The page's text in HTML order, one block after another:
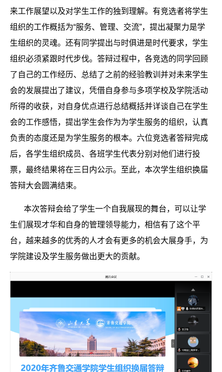
来工作展望以及对学生工作的独到理解。有竞选者将学生
组织的工作概括为“服务、管理、交流”，提出凝聚力是学
生组织的灵魂。还有同学提出与时俱进是时代要求，学生
组织必须紧跟时代步伐。答辩过程中，各竞选的同学回顾
了自己的工作经历、总结了之前的经验教训并对未来学生
会的发展提出了建议，凭借自身参与多项学校及学院活动
所得的收获，对自身优点进行总结概括并详谈自己在学生
会的工作感悟，提出学生会作为为学生服务的组织，认真
负责的态度还是为学生服务的根本。六位竞选者答辩完成
后，各学生组织成员、各班学生代表分别对他们进行投
票，最终结果将在三日内公示。至此，本次学生组织换届
答辩大会圆满结束。
本次答辩会给了学生一个自我展现的舞台，可以让学
生们展现才华和自身的管理领导能力，相信有了这个平
台，越来越多的优秀的人才会有更多的机会大展身手，为
学院建设及学生服务做出更大的贡献。